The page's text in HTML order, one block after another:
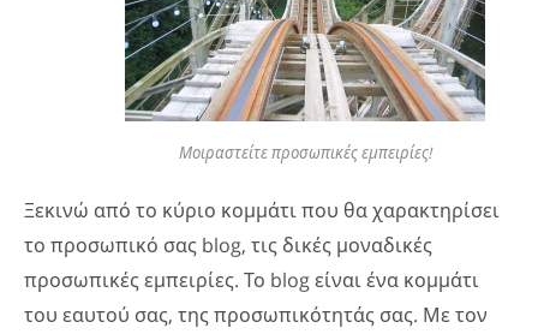
Μοιραστείτε προσωπικές εμπειρίες!
Ξεκινώ από το κύριο κομμάτι που θα χαρακτηρίσει
το προσωπικό σας blog, τις δικές μοναδικές
προσωπικές εμπειρίες. Το blog είναι ένα κομμάτι
του εαυτού σας, της προσωπικότητάς σας. Με τον